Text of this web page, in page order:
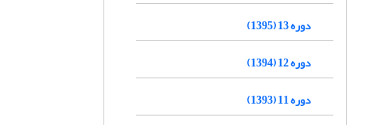
دوره 13 (1395)
دوره 12 (1394)
دوره 11 (1393)